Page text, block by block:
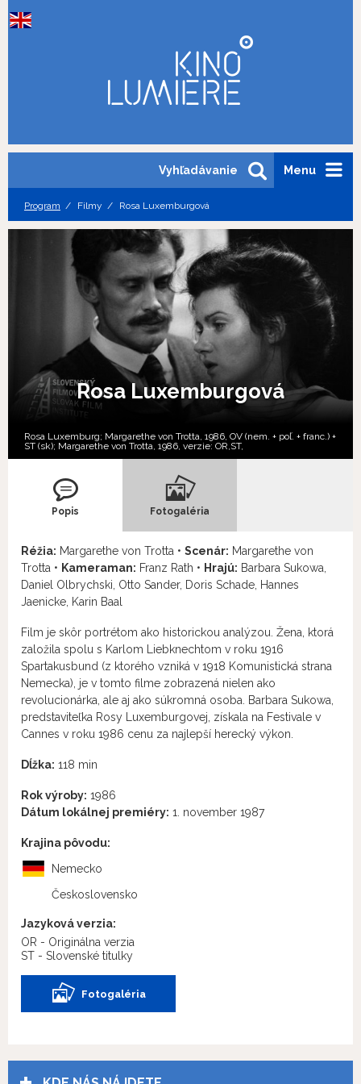
Menu
Vyhľadávanie
Program Filmy Rosa Luxemburgová
Rosa Luxemburgová
Rosa Luxemburg; Margarethe von Trotta, 1986, OV (nem. + poľ. + franc.) +
ST (sk); Margarethe von Trotta, 1986, verzie: OR, ST,
Popis Fotogaléria
Réžia: Margarethe von Trotta • Scenár: Margarethe von
Trotta • Kameraman: Franz Rath • Hrajú: Barbara Sukowa,
Daniel Olbrychski, Otto Sander, Doris Schade, Hannes
Jaenicke, Karin Baal
Film je skôr portrétom ako historickou analýzou. Žena, ktorá
založila spolu s Karlom Liebknechtom v roku 1916
Spartakusbund (z ktorého vzniká v 1918 Komunistická strana
Nemecka), je v tomto filme zobrazená nielen ako
revolucionárka, ale aj ako súkromná osoba. Barbara Sukowa,
predstaviteľka Rosy Luxemburgovej, získala na Festivale v
Cannes v roku 1986 cenu za najlepší herecký výkon.
Dĺžka: 118 min
Rok výroby: 1986
Dátum lokálnej premiéry: 1. november 1987
Krajina pôvodu:
Nemecko
Československo
Jazyková verzia:
OR - Originálna verzia
ST - Slovenské titulky
Fotogaléria